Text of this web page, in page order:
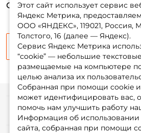
Стабильность игры:
Этот сайт использует сервис
Яндекс Метрика,
ООО «ЯНДЕКС», 119021, Россия,
Толстого, 16 (далее — Яндекс).
Сервис Яндекс Метрика
“cookie” — небольшие
размещаемые на компьютере
целью анализа их
Собранная при помощи cookie
может идентифицировать вас,
помочь нам улучшить работу
Информация об использовании
сайта, собранная при помощи
ФИО: *
Email: *
Номер телефона: *
Придумайте пароль: *Информация